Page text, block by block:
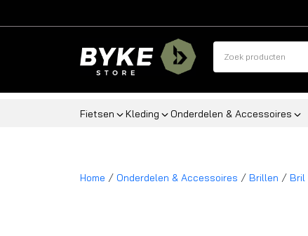
Fietsen Kleding Onderdelen & Accessoires
Home / Onderdelen & Accessoires / Brillen / Bril